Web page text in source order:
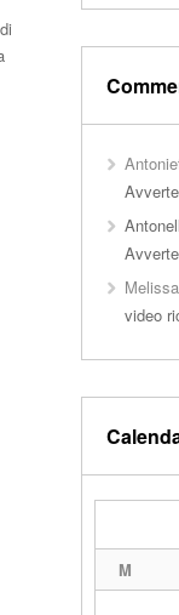
Melissa
video
M